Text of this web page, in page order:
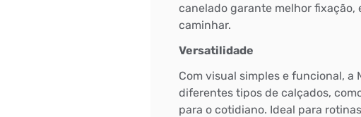
Bem-Vindo à artwalk
Para ter uma melhor experiência de compra, insira seu CEP
e veja a seleção de produtos disponíveis para sua região
canelado garante melhor fixação,
caminhar.
Versatilidade
Com visual simples e funcional, a
diferentes tipos de calçados,
para o cotidiano. Ideal para